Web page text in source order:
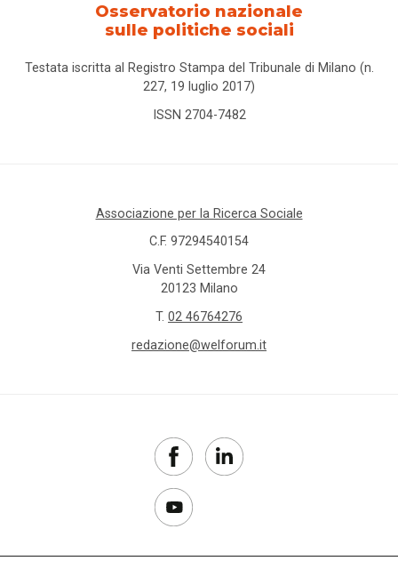
Osservatorio nazionale
sulle politiche sociali
Testata iscritta al Registro Stampa del Tribunale di Milano (n.
227, 19 luglio 2017)
ISSN 2704-7482
Associazione per la Ricerca Sociale
C.F. 97294540154
Via Venti Settembre 24
20123 Milano
T. 02 46764276
redazione@welforum.it